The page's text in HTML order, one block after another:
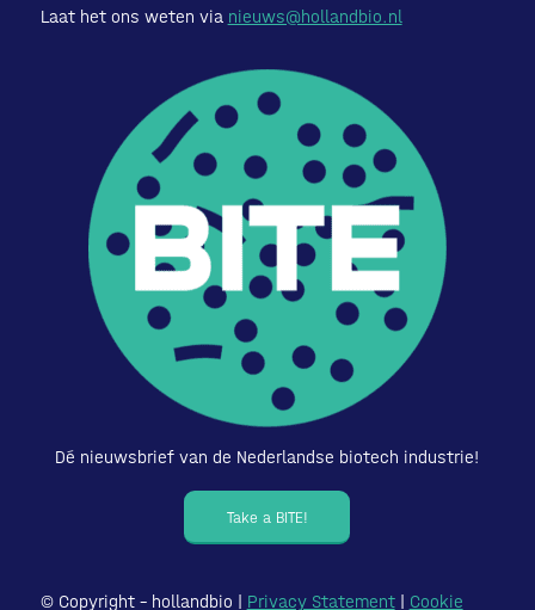
Laat het ons weten via nieuws@hollandbio.nl
Dé nieuwsbrief van de Nederlandse biotech industrie!
Take a BITE!
© Copyright – hollandbio | Privacy Statement| Cookie